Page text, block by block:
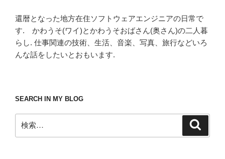
還暦となった地方在住ソフトウェアエンジニアの日常で
す. かわうそ(ワイ)とかわうそおばさん(奥さん)の二人暮
らし. 仕事関連の技術、生活、音楽、写真、旅行などいろ
んな話をしたいとおもいます.
SEARCH IN MY BLOG
索: